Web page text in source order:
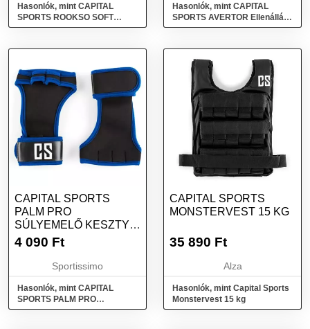
Hasonlók, mint CAPITAL
SPORTS ROOKSO SOFT
JUMP BOX 15 CM
méret
Hasonlók, mint CAPITAL
SPORTS AVERTOR Ellenállás
erősítő szett, fekete, méret
CAPITAL SPORTS
PALM PRO
SÚLYEMELŐ KESZTYŰ,
FEKETE, MÉRET
4 090 Ft
Sportissimo
Hasonlók, mint CAPITAL
SPORTS PALM PRO
Súlyemelő kesztyű, fekete,
CAPITAL SPORTS
MONSTERVEST 15 KG
35 890 Ft
Alza
Hasonlók, mint Capital Sports
Monstervest 15 kg